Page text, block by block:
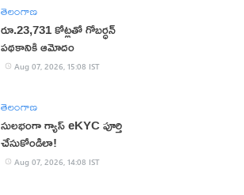
తెలంగాణ
రూ.23,731 కోట్లతో గోబర్ధన్
పథకానికి ఆమోదం
Aug 07, 2026, 15:08 IST
తెలంగాణ
సులభంగా గ్యాస్ eKYC పూర్తి
చేసుకోండిలా!
Aug 07, 2026, 14:08 IST